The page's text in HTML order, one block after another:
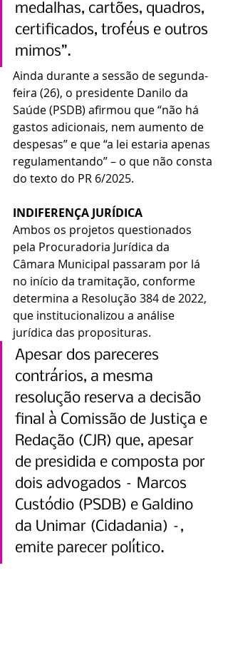
medalhas, cartões, quadros,
certificados, troféus e outros
mimos”.
Ainda durante a sessão de segunda-
feira (26), o presidente Danilo da
Saúde (PSDB) afirmou que “não há
gastos adicionais, nem aumento de
despesas” e que “a lei estaria apenas
regulamentando” – o que não consta
do texto do PR 6/2025.
INDIFERENÇA JURÍDICA
Ambos os projetos questionados
pela Procuradoria Jurídica da
Câmara Municipal passaram por lá
no início da tramitação, conforme
determina a Resolução 384 de 2022,
que institucionalizou a análise
jurídica das proposituras.
Apesar dos pareceres
contrários, a mesma
resolução reserva a decisão
final à Comissão de Justiça e
Redação (CJR) que, apesar
de presidida e composta por
dois advogados – Marcos
Custódio (PSDB) e Galdino
da Unimar (Cidadania) –,
emite parecer político.